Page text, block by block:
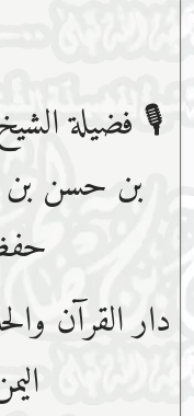
🎙 فضيلة
بن حسن بن
دار القرآن